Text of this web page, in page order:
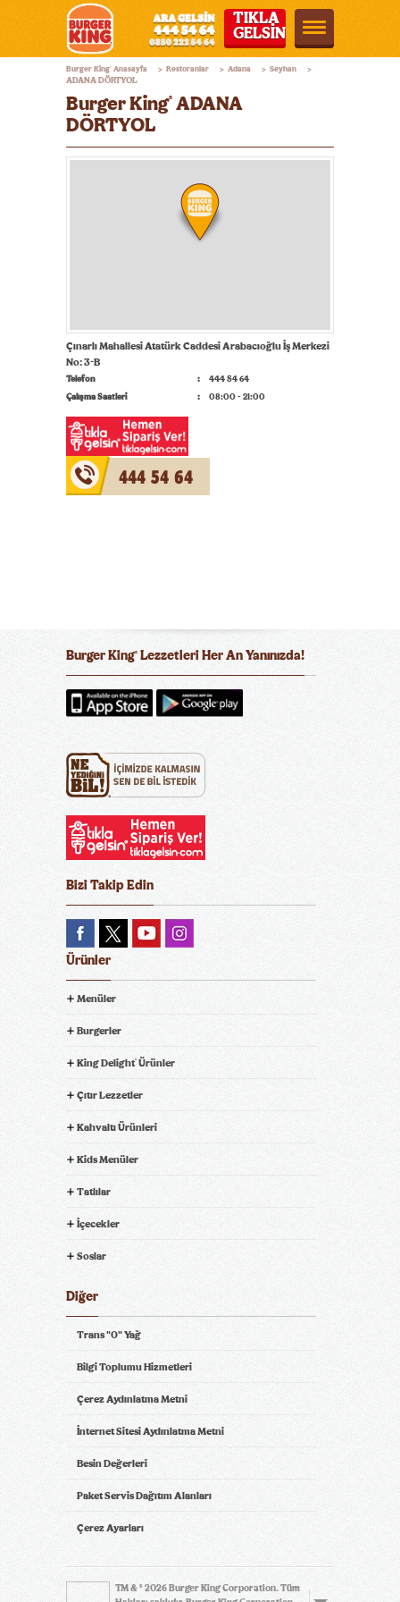
Burger
King®
Türkiye
TIKLA
GELSİN
Burger King® Anasayfa > Restoranlar > Adana > Seyhan >
ADANA DÖRTYOL
Burger King® ADANA
DÖRTYOL
Çınarlı Mahallesi Atatürk Caddesi Arabacıoğlu İş Merkezi
No: 3-B
Telefon
444 54 64
Çalışma Saatleri
08:00 - 21:00
444 54 64
Burger King® Lezzetleri Her An Yanınızda!
Bizi Takip Edin
Ürünler
Menüler
Burgerler
King Delight® Ürünler
Çıtır Lezzetler
Kahvaltı Ürünleri
Kids Menüler
Tatlılar
İçecekler
Soslar
Diğer
Trans "0" Yağ
Bilgi Toplumu Hizmetleri
Çerez Aydınlatma Metni
İnternet Sitesi Aydınlatma Metni
Besin Değerleri
Paket Servis Dağıtım Alanları
Çerez Ayarları
TM & © 2026 Burger King Corporation. Tüm